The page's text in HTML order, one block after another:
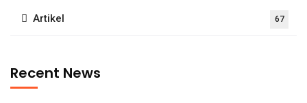
Artikel 67
Recent News